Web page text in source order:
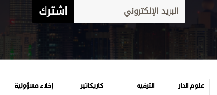
اشترك
علوم الدار
الترفيه
كاريكاتير
إخلاء مسؤولية